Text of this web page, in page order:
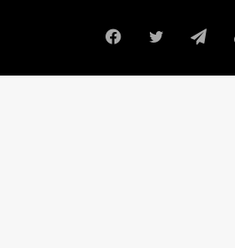
FacebookTwitter